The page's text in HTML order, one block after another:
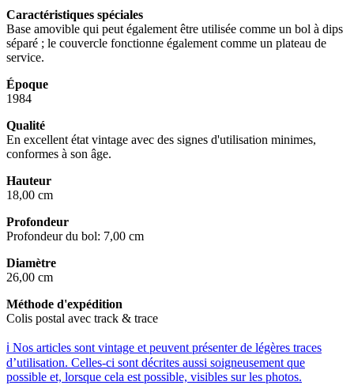
Caractéristiques spéciales
Base amovible qui peut également être utilisée comme un bol à dips
séparé ; le couvercle fonctionne également comme un plateau de
service.
Époque
1984
Qualité
En excellent état vintage avec des signes d'utilisation minimes,
conformes à son âge.
Hauteur
18,00 cm
Profondeur
Profondeur du bol: 7,00 cm
Diamètre
26,00 cm
Méthode d'expédition
Colis postal avec track & trace
ℹ️ Nos articles sont vintage et peuvent présenter de légères traces
d’utilisation. Celles-ci sont décrites aussi soigneusement que
possible et, lorsque cela est possible, visibles sur les photos.